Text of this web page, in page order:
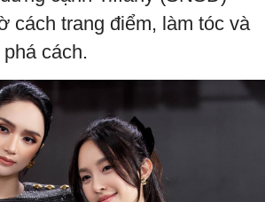
cách trang điểm, làm tóc và
cách.